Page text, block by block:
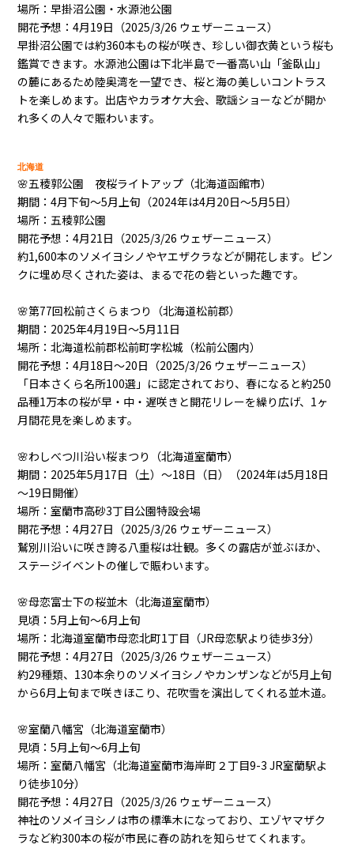
場所：早掛沼公園・水源池公園
開花予想：4月19日（2025/3/26 ウェザーニュース）
早掛沼公園では約360本もの桜が咲き、珍しい御衣黄という桜も
鑑賞できます。水源池公園は下北半島で一番高い山「釜臥山」
の麓にあるため陸奥湾を一望でき、桜と海の美しいコントラス
トを楽しめます。出店やカラオケ大会、歌謡ショーなどが開か
れ多くの人々で賑わいます。
北海道
🌸五稜郭公園 夜桜ライトアップ（北海道函館市）
期間：4月下旬～5月上旬（2024年は4月20日～5月5日）
場所：五稜郭公園
開花予想：4月21日（2025/3/26 ウェザーニュース）
約1,600本のソメイヨシノやヤエザクラなどが開花します。ピン
クに埋め尽くされた姿は、まるで花の砦といった趣です。
🌸第77回松前さくらまつり（北海道松前郡）
期間：2025年4月19日～5月11日
場所：北海道松前郡松前町字松城（松前公園内）
開花予想：4月18日～20日（2025/3/26 ウェザーニュース）
「日本さくら名所100選」に認定されており、春になると約250
品種1万本の桜が早・中・遅咲きと開花リレーを繰り広げ、1ヶ
月間花見を楽しめます。
🌸わしべつ川沿い桜まつり（北海道室蘭市）
期間：2025年5月17日（土）～18日（日）（2024年は5月18日
～19日開催）
場所：室蘭市高砂3丁目公園特設会場
開花予想：4月27日（2025/3/26 ウェザーニュース）
鷲別川沿いに咲き誇る八重桜は壮観。多くの露店が並ぶほか、
ステージイベントの催しで賑わいます。
🌸母恋富士下の桜並木（北海道室蘭市）
見頃：5月上旬～6月上旬
場所：北海道室蘭市母恋北町1丁目（JR母恋駅より徒歩3分）
開花予想：4月27日（2025/3/26 ウェザーニュース）
約29種類、130本余りのソメイヨシノやカンザンなどが5月上旬
から6月上旬まで咲きほこり、花吹雪を演出してくれる並木道。
🌸室蘭八幡宮（北海道室蘭市）
見頃：5月上旬～6月上旬
場所：室蘭八幡宮（北海道室蘭市海岸町２丁目9-3 JR室蘭駅よ
り徒歩10分）
開花予想：4月27日（2025/3/26 ウェザーニュース）
神社のソメイヨシノは市の標準木になっており、エゾヤマザク
ラなど約300本の桜が市民に春の訪れを知らせてくれます。